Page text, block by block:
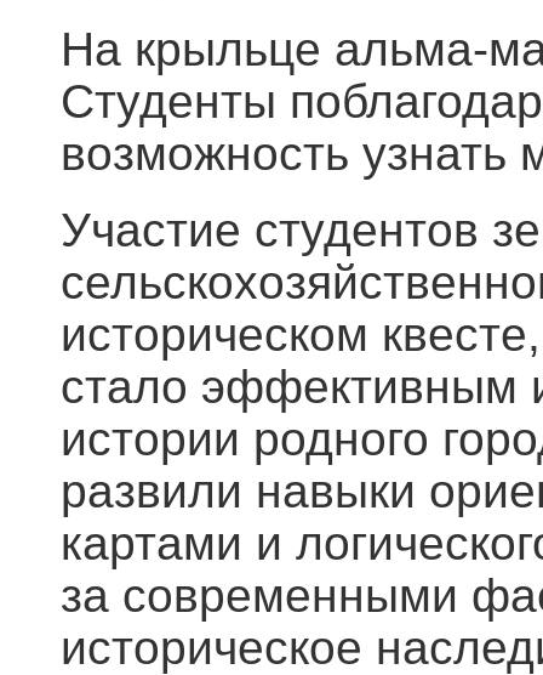
На крыльце альма-
Студенты
возможность узнать
Участие студентов
историческом
стало эффективным
истории родного
развили навыки
картами и
за современными
историческое